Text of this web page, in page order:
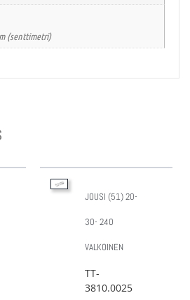
(senttimetri)
JOUSI (51) 20-
30- 240
VALKOINEN
TT-
3810.0025